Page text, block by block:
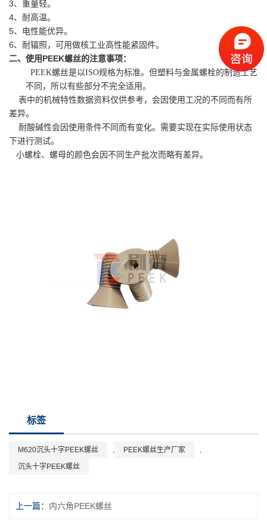
3、重量轻。
4、耐高温。
5、电性能优异。
6、耐辐照，可用做核工业高性能紧固件。
二、使用 PEEK螺丝的注意事项：
PEEK螺丝是以ISO规格为标准。但塑料与金属螺栓的制造工艺
不同，所以有些部分不完全适用。
表中的机械特性数据资料仅供参考，会因使用工况的不同而有所
差异。
耐酸碱性会因使用条件不同而有变化。需要实现在实际使用状态
下进行测试。
小螺栓、螺母的颜色会因不同生产批次而略有差异。
标签
M620沉头十字PEEK螺丝 , PEEK螺丝生产厂家
,
沉头十字PEEK螺丝
上一篇： 内六角PEEK螺丝